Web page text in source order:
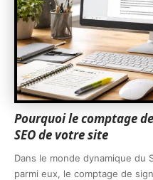
Pourquoi le comptage
SEO de votre site
Dans le monde dynamique du
parmi eux, le comptage de